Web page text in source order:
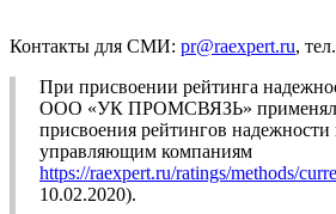
Контакты для СМИ: pr@raexpert.ru,
При присвоении рейтинга
ООО «УК ПРОМСВЯЗЬ»
присвоения рейтингов надежности
управляющим компаниям
https://raexpert.ru/ratings/methods/
10.02.2020).